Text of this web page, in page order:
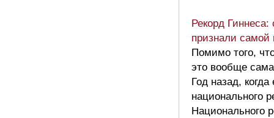
Рекорд
признали самой
Помимо того,
это вообще
Год назад,
национального
Национального